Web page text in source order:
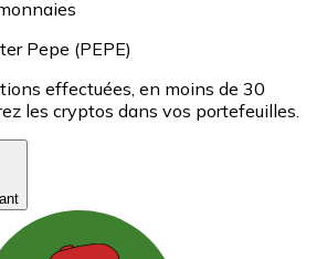
Pepe (PEPE)
effectuées, en moins de 30
les cryptos dans vos portefeuilles.